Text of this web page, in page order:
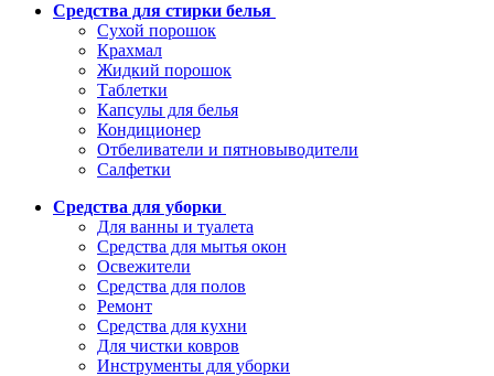
Средства для стирки белья
Сухой порошок
Крахмал
Жидкий порошок
Таблетки
Капсулы для белья
Кондиционер
Отбеливатели и пятновыводители
Салфетки
Средства для уборки
Для ванны и туалета
Средства для мытья окон
Освежители
Средства для полов
Ремонт
Средства для кухни
Для чистки ковров
Инструменты для уборки